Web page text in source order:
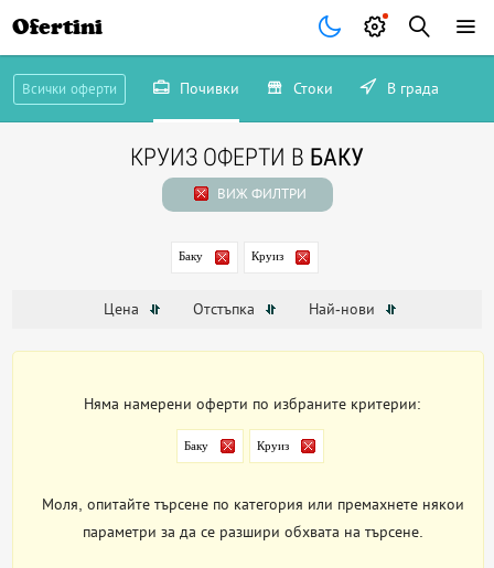
Ofertini
Всички оферти Почивки Стоки В града
КРУИЗ ОФЕРТИ В БАКУ
ВИЖ ФИЛТРИ
Баку Круиз
Цена Отстъпка Най-нови
Няма намерени оферти по избраните критерии:
Баку Круиз
Моля, опитайте търсене по категория или премахнете някои
параметри за да се разшири обхвата на търсене.